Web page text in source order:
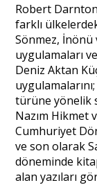
Robert
farklı
Sönmez,
uygulamaları
Deniz Aktan
türüne yönelik
Nazım Hikmet
Cumhuriyet
ve son olarak
döneminde
alan yazıları